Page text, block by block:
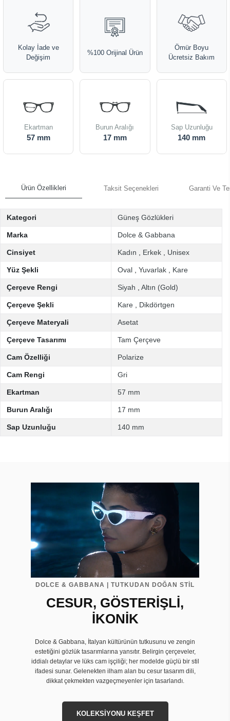
Kolay İade ve
Değişim
%100 Orijinal Ürün
Ömür Boyu
Ücretsiz Bakım
Ekartman
57 mm
Burun Aralığı
17 mm
Sap Uzunluğu
140 mm
Ürün Özellikleri Taksit Seçenekleri Garanti Ve
Kategori Güneş Gözlükleri
Marka Dolce & Gabbana
Cinsiyet Kadın Erkek Unisex
Yüz Şekli Oval Yuvarlak Kare
Çerçeve Rengi Siyah Altın (Gold)
Çerçeve Şekli Kare Dikdörtgen
Çerçeve Materyali Asetat
Çerçeve Tasarımı Tam Çerçeve
Cam Özelliği Polarize
Cam Rengi Gri
Ekartman 57 mm
Burun Aralığı 17 mm
Sap Uzunluğu 140 mm
DOLCE & GABBANA | TUTKUDAN DOĞAN STİL
CESUR, GÖSTERİŞLİ,
İKONİK
Dolce & Gabbana, İtalyan kültürünün tutkusunu ve zengin
estetiğini gözlük tasarımlarına yansıtır. Belirgin çerçeveler,
iddialı detaylar ve lüks cam işçiliği; her modelde güçlü bir stil
ifadesi sunar. Gelenekten ilham alan bu cesur tasarım dili,
dikkat çekmekten vazgeçmeyenler için tasarlandı.
KOLEKSİYONU KEŞFET